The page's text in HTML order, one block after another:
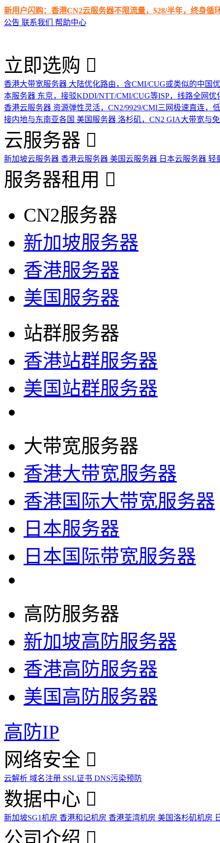
新用户闪购：香港CN2云服务器不限流量，$28/半年，终身循
公告 联系我们 帮助中心
立即选购
香港大带宽服务器 大陆优化路由，含CMI/CUG或类似的中国
本服务器 东京，接驳KDDI/NTT/CMI/CUG等ISP，线路全网优
香港云服务器 资源弹性灵活，CN2/9929/CMI三网极速直连，
接内地与东南亚各国 美国服务器 洛杉矶，CN2 GIA大带宽与
云服务器
新加坡云服务器 香港云服务器 美国云服务器 日本云服务器 轻
服务器租用
CN2服务器
新加坡服务器
香港服务器
美国服务器
站群服务器
香港站群服务器
美国站群服务器
大带宽服务器
香港大带宽服务器
香港国际大带宽服务器
日本服务器
日本国际带宽服务器
高防服务器
新加坡高防服务器
香港高防服务器
美国高防服务器
高防IP
网络安全
云解析 域名注册 SSL证书 DNS污染预防
数据中心
新加坡SG1机房 香港和记机房 香港荃湾机房 美国洛杉矶机房
公司介绍